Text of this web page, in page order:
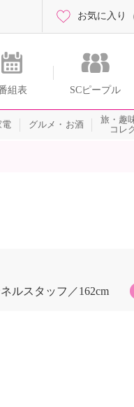
組表 SCピープル
お気に入り
電 グルメ・お酒
旅・趣
コレ
ルスタッフ
162cm